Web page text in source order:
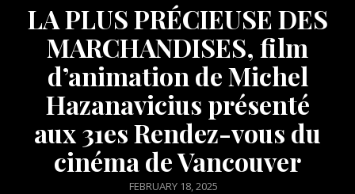
LA PLUS PRÉCIEUSE DES
MARCHANDISES, film
d’animation de Michel
Hazanavicius présenté
aux 31es Rendez-vous du
cinéma de Vancouver
POSTED
FEBRUARY 18, 2025